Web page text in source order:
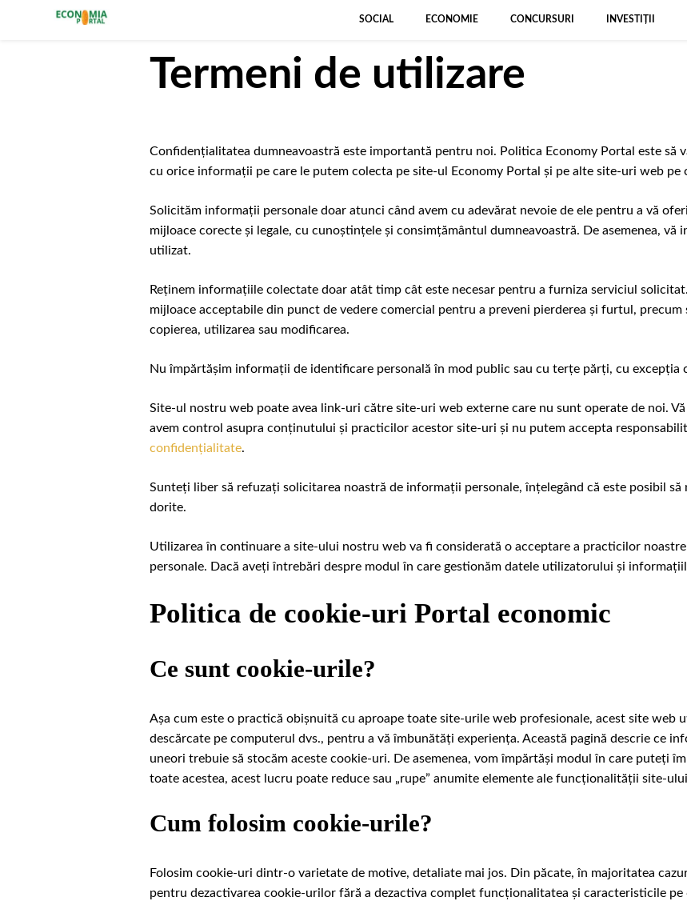
SOCIAL ECONOMIE CONCURSURI INVESTIȚII
Termeni de utilizare
Confidențialitatea dumneavoastră este importantă pentru noi. Politica Economy Portal este să
cu orice informații pe care le putem colecta pe site-ul Economy Portal și pe alte site-uri web pe
Solicităm informații personale doar atunci când avem cu adevărat nevoie de ele pentru a vă
mijloace corecte și legale, cu cunoștințele și consimțământul dumneavoastră. De asemenea, vă
utilizat.
Reținem informațiile colectate doar atât timp cât este necesar pentru a furniza serviciul
mijloace acceptabile din punct de vedere comercial pentru a preveni pierderea și furtul, precum
copierea, utilizarea sau modificarea.
Nu împărtășim informații de identificare personală în mod public sau cu terțe părți, cu excepția
Site-ul nostru web poate avea link-uri către site-uri web externe care nu sunt operate de noi.
avem control asupra conținutului și practicilor acestor site-uri și nu putem accepta
confidențialitate.
Sunteți liber să refuzați solicitarea noastră de informații personale, înțelegând că este posibil
dorite.
Utilizarea în continuare a site-ului nostru web va fi considerată o acceptare a practicilor
personale. Dacă aveți întrebări despre modul în care gestionăm datele utilizatorului și
Politica de cookie-uri Portal economic
Ce sunt cookie-urile?
Așa cum este o practică obișnuită cu aproape toate site-urile web profesionale, acest site web
descărcate pe computerul dvs., pentru a vă îmbunătăți experiența. Această pagină descrie ce
uneori trebuie să stocăm aceste cookie-uri. De asemenea, vom împărtăși modul în care puteți
toate acestea, acest lucru poate reduce sau „rupe” anumite elemente ale funcționalității site-
Cum folosim cookie-urile?
Folosim cookie-uri dintr-o varietate de motive, detaliate mai jos. Din păcate, în majoritatea
pentru dezactivarea cookie-urilor fără a dezactiva complet funcționalitatea și caracteristicile pe